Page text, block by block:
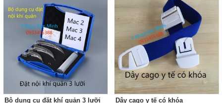
Bộ dụng cụ đặt khí quản 3 lưỡi Dây cago y tế có khóa